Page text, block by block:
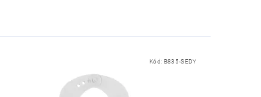
Kód: B835-SEDY